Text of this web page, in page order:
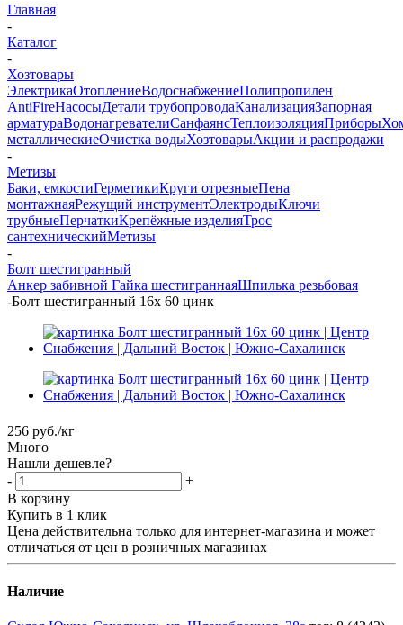
Главная
-
Каталог
-
Хозтовары
ЭлектрикаОтоплениеВодоснабжениеПолипропилен
AntiFireНасосыДетали трубопроводаКанализацияЗапорная
арматураВодонагревателиСанфаянсТеплоизоляцияПриборы
металлическиеОчистка водыХозтоварыАкции и распродажи
-
Метизы
Баки, емкостиГерметикиКруги отрезныеПена
монтажнаяРежущий инструментЭлектродыКлючи
трубныеПерчаткиКрепёжные изделияТрос
сантехническийМетизы
-
Болт шестигранный
Анкер забивной Гайка шестиграннаяШпилька резьбовая
-Болт шестигранный 16х 60 цинк
256 руб./кг
Много
Нашли дешевле?
-
+
В корзину
Купить в 1 клик
Цена действительна только для интернет-магазина и может
отличаться от цен в розничных магазинах
Наличие